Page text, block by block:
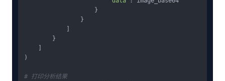
                    }
                }
        }
)
# 打印分析结果